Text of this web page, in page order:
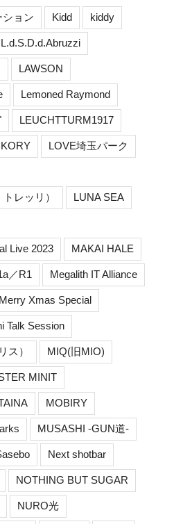
ョン Kidd kiddy
L.d.S.D.d.Abruzzi
LAWSON
Lemoned Raymond
LEUCHTTURM1917
LOVE埼玉パーク
レッリ） LUNA SEA
Live 2023 MAKAI HALE
／R1 Megalith IT Alliance
Merry Xmas Special
Talk Session
ス） MIQ(旧MIO)
MINIT
MOBIRY
MUSASHI -GUN道-
Next shotbar
NOTHING BUT SUGAR
NURO光